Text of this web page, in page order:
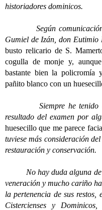
historiadores dominicos.
Según comunicación
Gumiel de Izán, don Eutimio
busto relicario de S.
cogulla de monje y,
bastante bien la
pañito blanco con un
Siempre he tenido
resultado del examen por
huesecillo que me parece
tuviese más consideración
restauración y conservación.
No hay duda alguna de
veneración y mucho cariño
la pertenencia de sus restos,
Cistercienses y